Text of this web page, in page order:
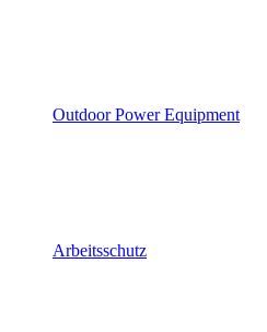
Outdoor Power Equipment
Arbeitsschutz